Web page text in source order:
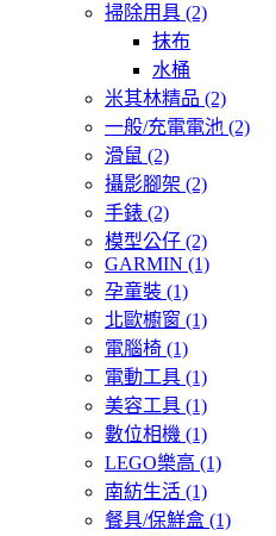
掃除用具 (2)
抹布
水桶
米其林精品 (2)
一般/充電電池 (2)
滑鼠 (2)
攝影腳架 (2)
手錶 (2)
模型公仔 (2)
GARMIN (1)
孕童裝 (1)
北歐櫥窗 (1)
電腦椅 (1)
電動工具 (1)
美容工具 (1)
數位相機 (1)
LEGO樂高 (1)
南紡生活 (1)
餐具/保鮮盒 (1)